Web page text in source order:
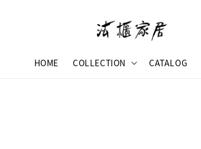
HOME COLLECTION CATALOG